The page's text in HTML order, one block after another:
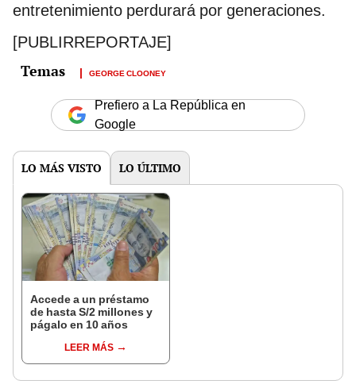
entretenimiento perdurará por generaciones.
[PUBLIRREPORTAJE]
GEORGE CLOONEY
Prefiero a La República en
Google
LO MÁS VISTO LO ÚLTIMO
Accede a un préstamo
de hasta S/2 millones y
págalo en 10 años
LEER MÁS